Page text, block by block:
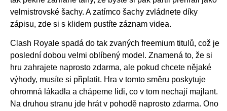
velmistrovské šachy. A zatímco šachy zvládnete díky
zápisu, zde si s klidem pustíte záznam videa.
Clash Royale spadá do tak zvaných freemium titulů, což je
poslední dobou velmi oblíbený model. Znamená to, že si
hru zahrajete naprosto zdarma, ale pokud chcete nějaké
výhody, musíte si připlatit. Hra v tomto směru poskytuje
ohromná lákadla a chápeme lidi, co v tom nechají majlant.
Na druhou stranu jde hrát v pohodě naprosto zdarma. Ono